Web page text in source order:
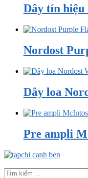
Dây tín hiệu
Nordost
Dây loa
Pre ampli